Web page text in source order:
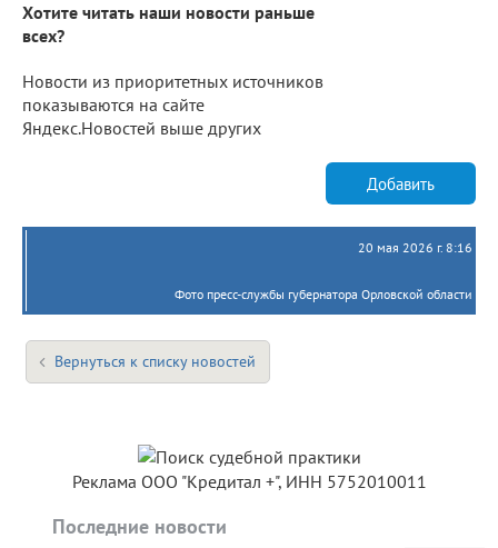
Хотите читать наши новости раньше
всех?
Новости из приоритетных источников
показываются на сайте
Яндекс.Новостей выше других
Добавить
20 мая 2026 г. 8:16
Фото пресс-службы губернатора Орловской области
Вернуться к списку новостей
Реклама ООО "Кредитал +", ИНН 5752010011
Последние новости